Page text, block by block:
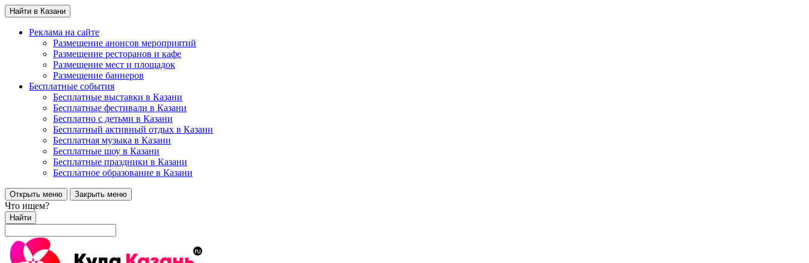
Найти в Казани
Реклама на сайте
Размещение анонсов мероприятий
Размещение ресторанов и кафе
Размещение мест и площадок
Размещение баннеров
Бесплатные события
Бесплатные выставки в Казани
Бесплатные фестивали в Казани
Бесплатно с детьми в Казани
Бесплатный активный отдых в Казани
Бесплатная музыка в Казани
Бесплатные шоу в Казани
Бесплатные праздники в Казани
Бесплатное образование в Казани
Открыть меню Закрыть меню
Что ищем?
Найти